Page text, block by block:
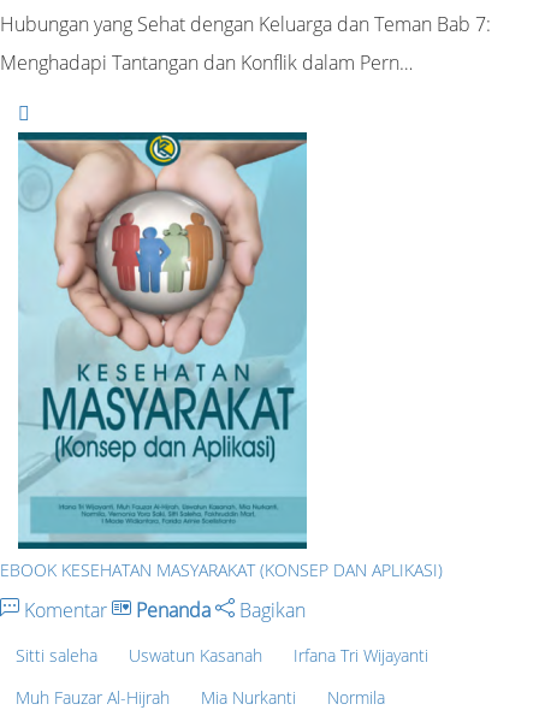
Hubungan yang Sehat dengan Keluarga dan Teman Bab 7:
Menghadapi Tantangan dan Konflik dalam Pern…
EBOOK KESEHATAN MASYARAKAT (KONSEP DAN APLIKASI)
Komentar Penanda Bagikan
Sitti saleha Uswatun Kasanah
Irfana Tri Wijayanti
Muh Fauzar Al-Hijrah
Mia Nurkanti
Normila